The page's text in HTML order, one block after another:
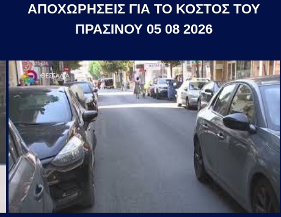
ΑΠΟΧΩΡΗΣΕΙΣ ΓΙΑ ΤΟ ΚΟΣΤΟΣ ΤΟΥ
ΠΡΑΣΙΝΟΥ 05 08 2026